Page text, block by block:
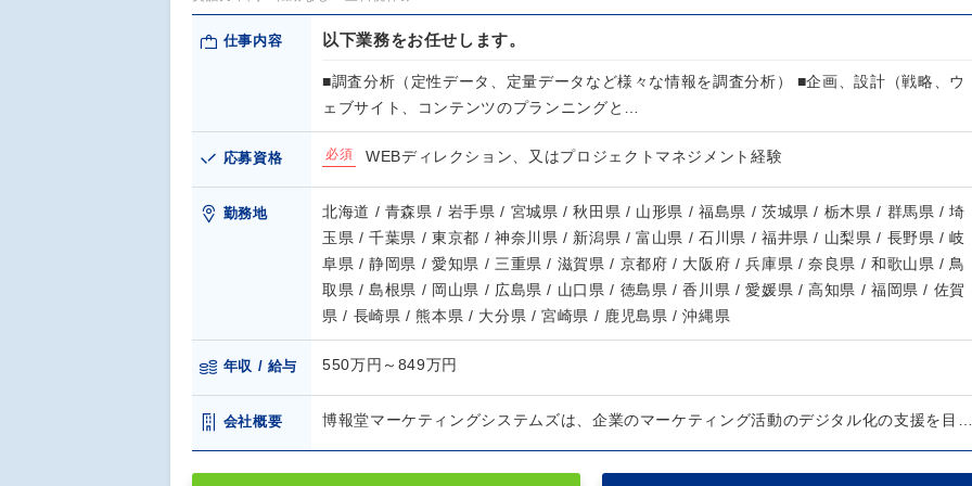
仕事内容 以下業務をお任せします。
■調査分析（定性データ、定量データなど様々な情報を調査分析） ■企画、設計（戦略、ウ
ェブサイト、コンテンツのプランニングと…
応募資格 必須 WEBディレクション、又はプロジェクトマネジメント経験
勤務地
北海道 / 青森県 / 岩手県 / 宮城県 / 秋田県 / 山形県 / 福島県 / 茨城県 / 栃木県 / 群馬県 / 埼
玉県 / 千葉県 / 東京都 / 神奈川県 / 新潟県 / 富山県 / 石川県 / 福井県 / 山梨県 / 長野県 / 岐
阜県 / 静岡県 / 愛知県 / 三重県 / 滋賀県 / 京都府 / 大阪府 / 兵庫県 / 奈良県 / 和歌山県 / 鳥
取県 / 島根県 / 岡山県 / 広島県 / 山口県 / 徳島県 / 香川県 / 愛媛県 / 高知県 / 福岡県 / 佐賀
県 / 長崎県 / 熊本県 / 大分県 / 宮崎県 / 鹿児島県 / 沖縄県
年収 / 給与 550万円～849万円
会社概要 博報堂マーケティングシステムズは、企業のマーケティング活動のデジタル化の支援を目